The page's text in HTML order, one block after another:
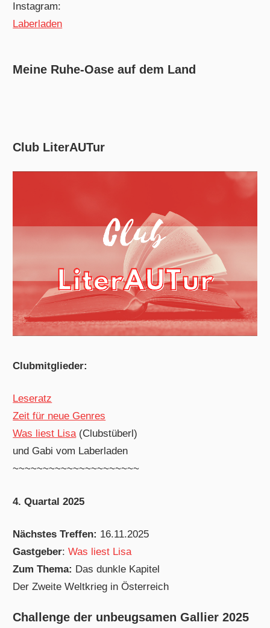
Instagram:
Laberladen
Meine Ruhe-Oase auf dem Land
Club LiterAUTur
Clubmitglieder:
Leseratz
Zeit für neue Genres
Was liest Lisa(Clubstüberl)
und Gabi vom Laberladen
~~~~~~~~~~~~~~~~~~~~~
4. Quartal 2025
Nächstes Treffen: 16.11.2025
Gastgeber:Was liest Lisa
Zum Thema: Das dunkle Kapitel
Der Zweite Weltkrieg in Österreich
Challenge der unbeugsamen Gallier 2025